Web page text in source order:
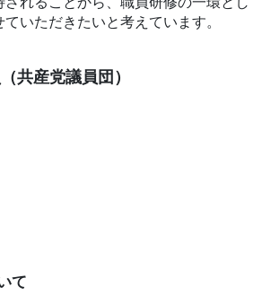
いただきたいと考えています。
共産党議員団）
て